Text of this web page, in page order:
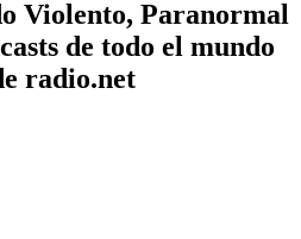
Violento, Paranormal
de todo el mundo
radio.net